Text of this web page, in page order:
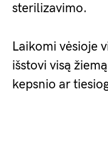
sterilizavimo.
Laikomi vėsioje
išstovi visą
kepsnio ar